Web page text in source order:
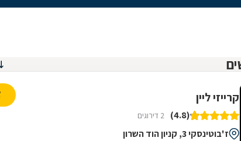
קרייזי ליין
(4.8) 2 דירוגים
ז'בוטינסקי 3, קניון הוד השרון